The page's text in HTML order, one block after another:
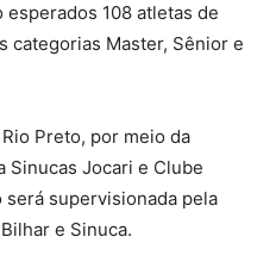
esperados 108 atletas de
categorias Master, Sênior e
Preto, por meio da
Sinucas Jocari e Clube
será supervisionada pela
e Sinuca.